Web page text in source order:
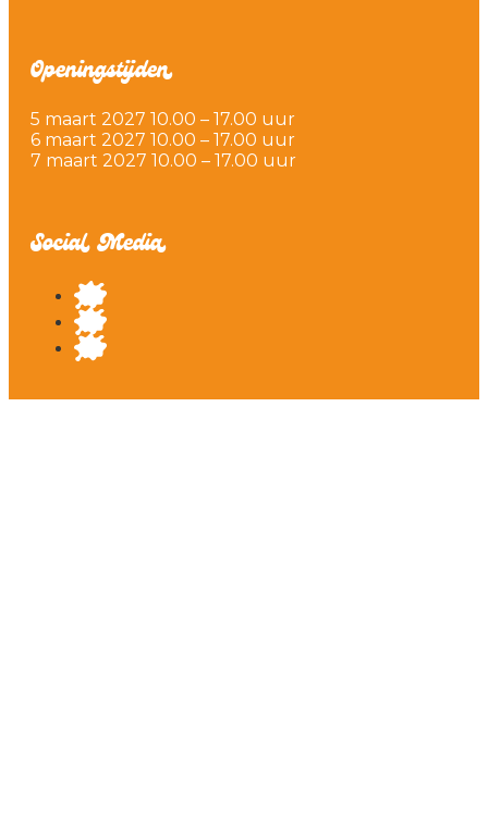
Openingstijden
5 maart 2027 10.00 – 17.00 uur
6 maart 2027 10.00 – 17.00 uur
7 maart 2027 10.00 – 17.00 uur
Social Media